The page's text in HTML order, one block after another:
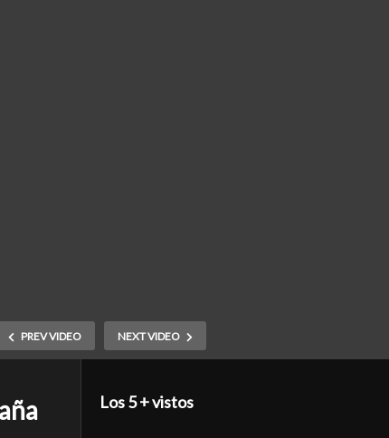
PREV VIDEO NEXT VIDEO
Los 5 + vistos